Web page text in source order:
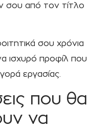
σου από τον τίτλο
σου χρόνια
ισχυρό προφίλ που
εργασίας.
που θα
να